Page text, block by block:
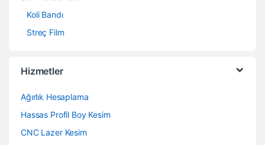
Koli Bandı
Streç Film
Hizmetler
Ağırlık Hesaplama
Hassas Profil Boy Kesim
CNC Lazer Kesim